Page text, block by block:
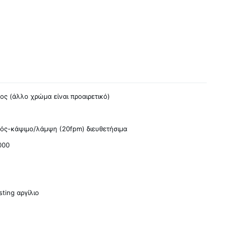
(άλλο χρώμα είναι προαιρετικό)
κάψιμο/λάμψη (20fpm) διευθετήσιμα
αργίλιο